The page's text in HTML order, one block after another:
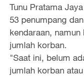
Tunu Pratama
53 penumpang
kendaraan,
jumlah korban.
"Saat ini, belum
jumlah korban